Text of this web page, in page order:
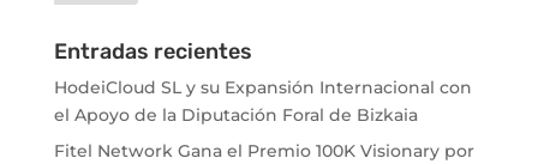
Entradas recientes
HodeiCloud SL y su Expansión Internacional con
el Apoyo de la Diputación Foral de Bizkaia
Fitel Network Gana el Premio 100K Visionary por